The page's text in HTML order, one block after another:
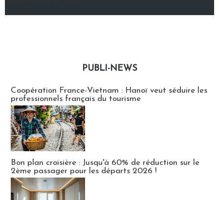
PUBLI-NEWS
Coopération France-Vietnam : Hanoï veut séduire les
professionnels français du tourisme
Bon plan croisière : Jusqu'à 60% de réduction sur le
2ème passager pour les départs 2026 !